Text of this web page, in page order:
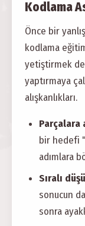
Kodlama
Önce bir
kodlama
yetiştirmek
yaptırmaya
alışkanlıkları.
Parçalara
bir hedefi
adımlara
Sıralı
sonucun
sonra